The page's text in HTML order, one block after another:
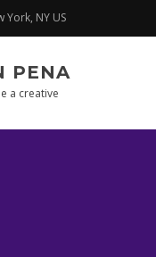
York, NY US
PENA
a creative